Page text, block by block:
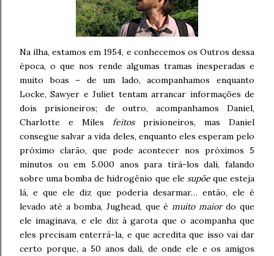
Na ilha, estamos em 1954, e conhecemos os Outros dessa
época, o que nos rende algumas tramas inesperadas e
muito boas – de um lado, acompanhamos enquanto
Locke, Sawyer e Juliet tentam arrancar informações de
dois prisioneiros; de outro, acompanhamos Daniel,
Charlotte e Miles feitosprisioneiros, mas Daniel
consegue salvar a vida deles, enquanto eles esperam pelo
próximo clarão, que pode acontecer nos próximos 5
minutos ou em 5.000 anos para tirá-los dali, falando
sobre uma bomba de hidrogênio que ele supõeque esteja
lá, e que ele diz que poderia desarmar… então, ele é
levado até a bomba, Jughead, que é muito maiordo que
ele imaginava, e ele diz à garota que o acompanha que
eles precisam enterrá-la, e que acredita que isso vai dar
certo porque, a 50 anos dali, de onde ele e os amigos